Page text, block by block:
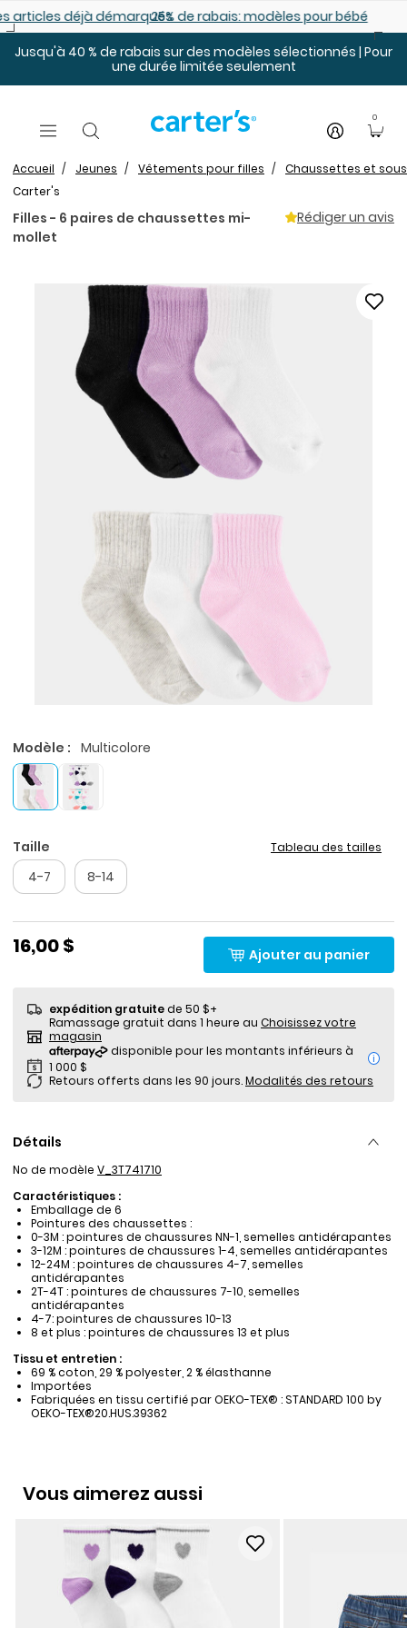
démarqués25% de rabais: modèles pour bébé
Jusqu'à 40 % de rabais sur des modèles sélectionnés | Pour
une durée limitée seulement
0
Accueil Jeunes Vêtements pour filles
Chaussettes et
Carter's
Filles - 6 paires de chaussettes mi-
mollet
Rédiger un avis
Modèle : Multicolore
Taille Tableau des tailles
4-7 8-14
16,00 $ Ajouter au panier
expédition gratuitede 50 $+
Ramassage gratuit dans 1 heure au Choisissez votre
magasin
i
Retours offerts dans les 90 jours.Modalités des retours
Détails
No de modèle V_3T741710
Caractéristiques :
Emballage de 6
Pointures des chaussettes :
0-3M : pointures de chaussures NN-1, semelles antidérapantes
3-12M : pointures de chaussures 1-4, semelles antidérapantes
12-24M : pointures de chaussures 4-7, semelles
antidérapantes
2T-4T : pointures de chaussures 7-10, semelles
antidérapantes
4-7: pointures de chaussures 10-13
8 et plus : pointures de chaussures 13 et plus
Tissu et entretien :
69 % coton, 29 % polyester, 2 % élasthanne
Importées
Fabriquées en tissu certifié par OEKO-TEX® : STANDARD 100 by
OEKO-TEX®20.HUS.39362
Vous aimerez aussi